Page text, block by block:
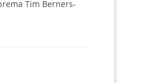
Tim Berners-